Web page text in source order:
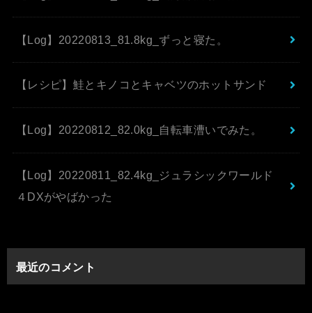
【Log】20220813_81.8kg_ずっと寝た。
【レシピ】鮭とキノコとキャベツのホットサンド
【Log】20220812_82.0kg_自転車漕いでみた。
【Log】20220811_82.4kg_ジュラシックワールド
４DXがやばかった
最近のコメント